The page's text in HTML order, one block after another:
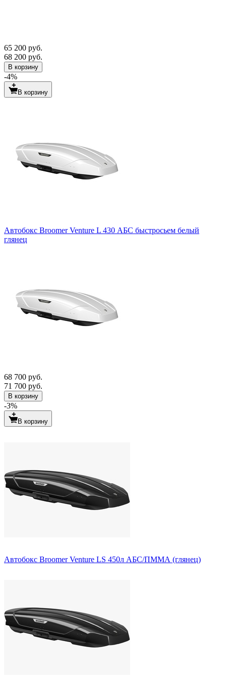
65 200 руб.
68 200 руб.
В корзину
-4%
В корзину
Автобокс Broomer Venture L 430 АБС быстросьем белый
глянец
68 700 руб.
71 700 руб.
В корзину
-3%
В корзину
Автобокс Broomer Venture LS 450л АБС/ПММА (глянец)